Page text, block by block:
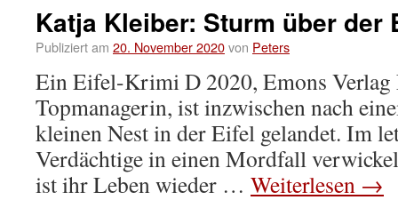
Katja Kleiber: Sturm über der
Publiziert am 20. November 2020von Peters
Ein Eifel-Krimi D 2020, Emons Verlag
Topmanagerin, ist inzwischen nach
kleinen Nest in der Eifel gelandet. Im
Verdächtige in einen Mordfall
ist ihr Leben wieder … Weiterlesen →